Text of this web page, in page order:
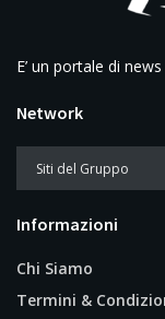
E’ un portale di
Network
Informazioni
Chi Siamo
Termini &